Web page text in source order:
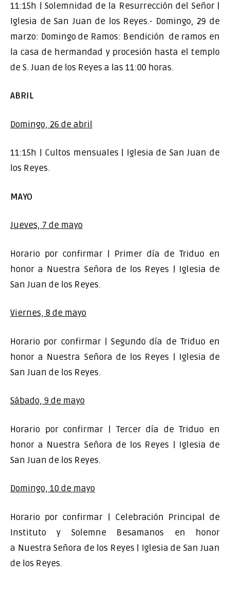
11:15h | Solemnidad de la Resurrección del Señor |
Iglesia de San Juan de los Reyes.- Domingo, 29 de
marzo: Domingo de Ramos: Bendición de ramos en
la casa de hermandad y procesión hasta el templo
de S. Juan de los Reyes a las 11:00 horas.
ABRIL
Domingo, 26 de abril
11:15h | Cultos mensuales | Iglesia de San Juan de
los Reyes.
MAYO
Jueves, 7 de mayo
Horario por confirmar | Primer día de Triduo en
honor a Nuestra Señora de los Reyes | Iglesia de
San Juan de los Reyes.
Viernes, 8 de mayo
Horario por confirmar | Segundo día de Triduo en
honor a Nuestra Señora de los Reyes | Iglesia de
San Juan de los Reyes.
Sábado, 9 de mayo
Horario por confirmar | Tercer día de Triduo en
honor a Nuestra Señora de los Reyes | Iglesia de
San Juan de los Reyes.
Domingo, 10 de mayo
Horario por confirmar | Celebración Principal de
Instituto y Solemne Besamanos en honor
a Nuestra Señora de los Reyes | Iglesia de San Juan
de los Reyes.